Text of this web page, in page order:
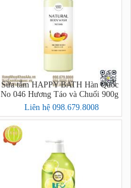
Sữa tắm HAPPY BATH Hàn Quốc
No 046 Hương Táo và Chuối 900g
Liên hệ 098.679.8008